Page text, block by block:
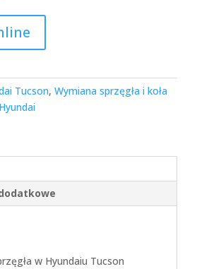
Tucson, Wymiana sprzęgła i koła
w Hyundaiu Tucson